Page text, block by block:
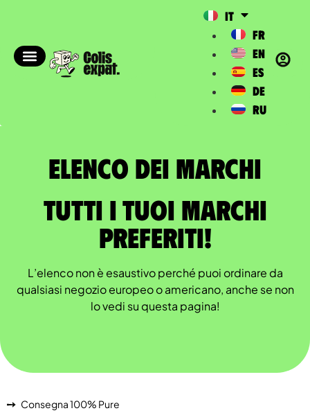
IT
FR
EN
ES
DE
RU
Elenco dei marchi​
Tutti i tuoi marchi
preferiti!
L’elenco non è esaustivo perché puoi ordinare da
qualsiasi negozio europeo o americano, anche se non
lo vedi su questa pagina!
Consegna 100% Pure